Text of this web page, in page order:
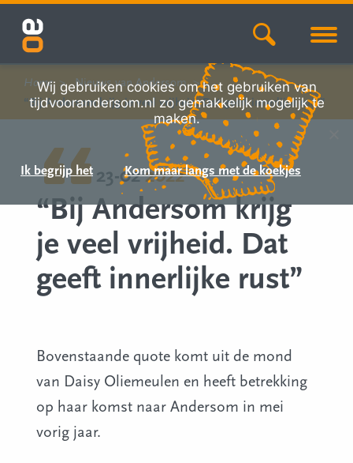
Home
Nieuws van Andersom
“Bij Andersom krijg je veel vrijheid. Dat geeft innerlijke rust”
23-022022
“Bij Andersom krijg
je veel vrijheid. Dat
geeft innerlijke rust”
Bovenstaande quote komt uit de mond
van Daisy Oliemeulen en heeft betrekking
op haar komst naar Andersom in mei
vorig jaar.
Wij gebruiken cookies om het gebruiken van
tijdvoorandersom.nl zo gemakkelijk mogelijk te
maken.
Ik begrijp het Kom maar langs met de koekjes